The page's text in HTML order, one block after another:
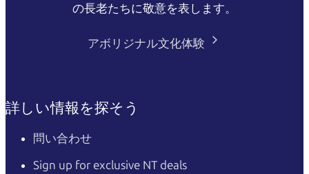
の長老たちに敬意を表します。
アボリジナル文化体験
詳しい情報を探そう
問い合わせ
Sign up for exclusive NT deals